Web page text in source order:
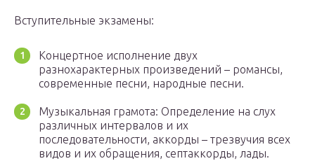
Вступительные экзамены:
Концертное исполнение двух
разнохарактерных произведений – романсы,
современные песни, народные песни.
Музыкальная грамота: Определение на слух
различных интервалов и их
последовательности, аккорды – трезвучия всех
видов и их обращения, септаккорды, лады.